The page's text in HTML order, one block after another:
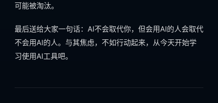
可能被淘汰。
最后送给大家一句话：AI不会取代你，但会用AI的人会取代
不会用AI的人。与其焦虑，不如行动起来，从今天开始学
习使用AI工具吧。